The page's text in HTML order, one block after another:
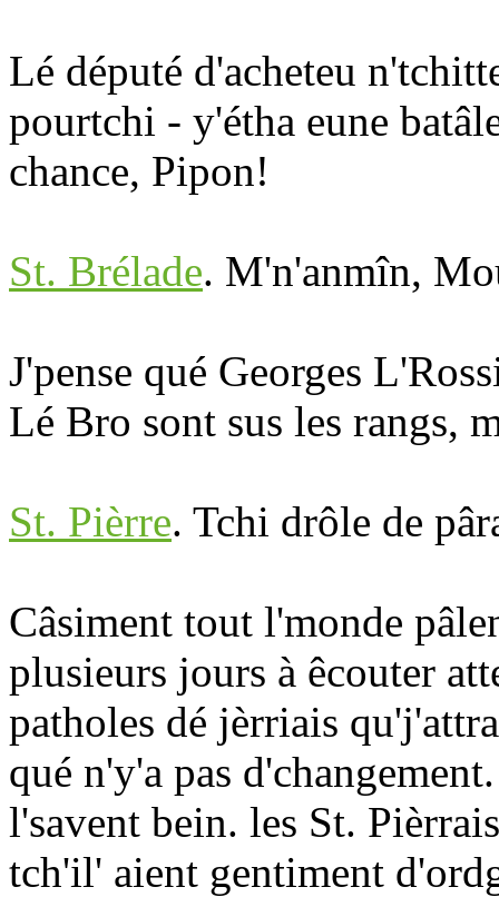
Lé député d'acheteu
pourtchi - y'étha eune
chance, Pipon!
St. Brélade. M'n'anmîn,
J'pense qué Georges
Lé Bro sont sus les rangs,
St. Pièrre. Tchi drôle de
Câsiment tout l'monde
plusieurs jours à êcouter
patholes dé jèrriais
qué n'y'a pas
l'savent bein. les St.
tch'il' aient gentiment